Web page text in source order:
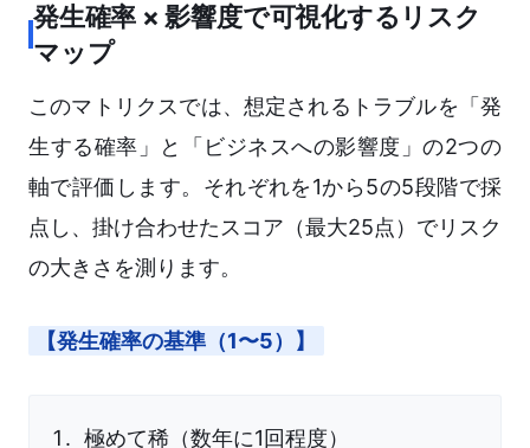
発生確率 × 影響度で可視化するリスク
マップ
このマトリクスでは、想定されるトラブルを「発
生する確率」と「ビジネスへの影響度」の2つの
軸で評価します。それぞれを1から5の5段階で採
点し、掛け合わせたスコア（最大25点）でリスク
の大きさを測ります。
【発生確率の基準（1〜5）】
極めて稀（数年に1回程度）